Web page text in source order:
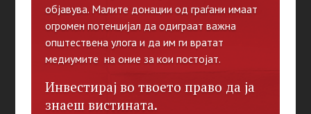
објавува. Малите донации од граѓани имаат
огромен потенцијал да одиграат важна
општествена улога и да им ги вратат
медиумите на оние за кои постојат.
Инвестирај во твоето право да ја
знаеш вистината.